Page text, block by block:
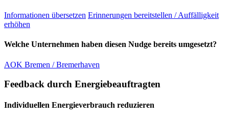
Informationen übersetzen Erinnerungen bereitstellen / Auffälligkeit
erhöhen
Welche Unternehmen haben diesen Nudge bereits umgesetzt?
AOK Bremen / Bremerhaven
Feedback durch Energiebeauftragten
Individuellen Energieverbrauch reduzieren